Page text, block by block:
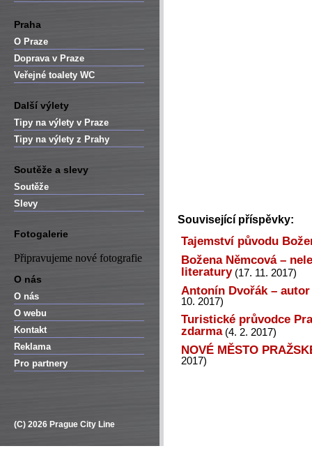
Praha
O Praze
Doprava v Praze
Veřejné toalety WC
Další výlety
Tipy na výlety v Praze
Tipy na výlety z Prahy
Soutěže a slevy
Soutěže
Slevy
Fotogalerie
Připravujeme nové fotografie
O nás
O nás
O webu
Kontakt
Reklama
Pro partnery
(C) 2026 Prague City Line
Související příspěvky:
Tajemství původu
Božena Němcová –
literatury(17. 11. 2017)
Antonín Dvořák –
10. 2017)
Turistické průvodce
zdarma(4. 2. 2017)
NOVÉ MĚSTO
2017)